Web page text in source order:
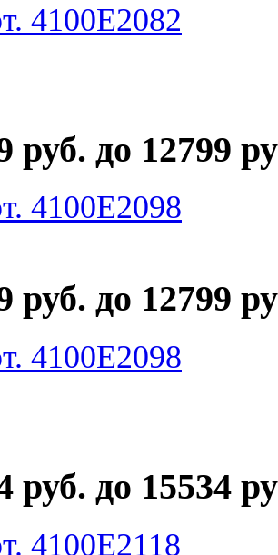
4100E2082
руб. до 12799
4100E2098
руб. до 12799
4100E2098
руб. до 15534
4100E2118